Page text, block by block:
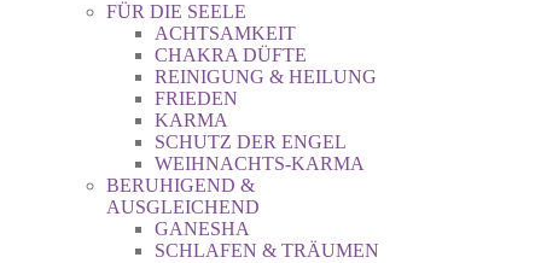
FÜR DIE SEELE
ACHTSAMKEIT
CHAKRA DÜFTE
REINIGUNG & HEILUNG
FRIEDEN
KARMA
SCHUTZ DER ENGEL
WEIHNACHTS-KARMA
BERUHIGEND &
AUSGLEICHEND
GANESHA
SCHLAFEN & TRÄUMEN